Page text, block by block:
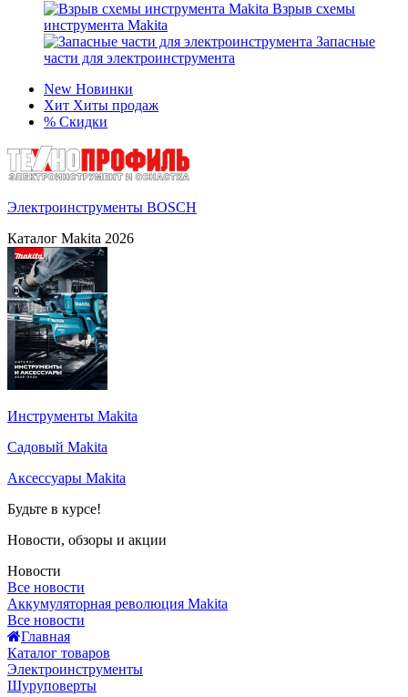
Взрыв схемы
инструмента Makita
Запасные
части для электроинструмента
New Новинки
Хит Хиты продаж
% Скидки
Электроинструменты BOSCH
Каталог Makita 2026
Инструменты Makita
Садовый Makita
Аксессуары Makita
Будьте в курсе!
Новости, обзоры и акции
Новости
Все новости
Аккумуляторная революция Makita
Все новости
Главная
Каталог товаров
Электроинструменты
Шуруповерты